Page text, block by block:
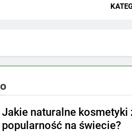
Jakie naturalne
popularność na świecie?